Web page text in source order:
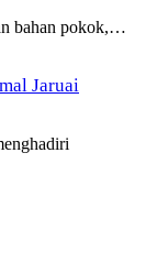
bahan pokok,…
Jaruai